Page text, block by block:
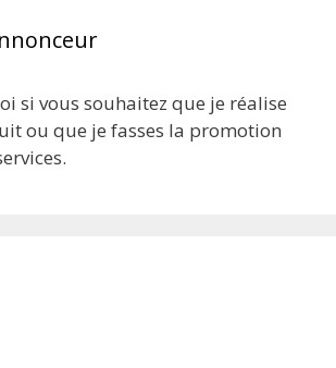
si vous souhaitez que je réalise
ou que je fasses la promotion